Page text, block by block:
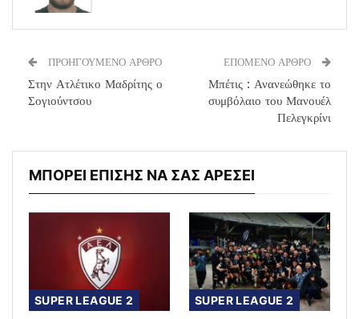
ΠΡΟΗΓΟΥΜΕΝΟ ΑΡΘΡΟ
Στην Ατλέτικο Μαδρίτης ο
Σογιούντσου
ΕΠΟΜΕΝΟ ΑΡΘΡΟ
Μπέτις : Ανανεώθηκε το
συμβόλαιο του Μανουέλ
Πελεγκρίνι
ΜΠΟΡΕΙ ΕΠΙΣΗΣ ΝΑ ΣΑΣ ΑΡΕΣΕΙ
SUPER LEAGUE 2 SUPER LEAGUE 2